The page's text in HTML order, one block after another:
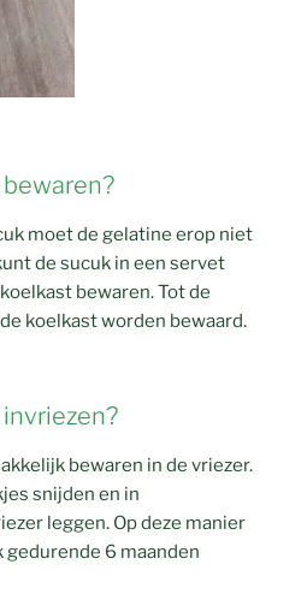
moet de gelatine erop niet
de sucuk in een servet
bewaren. Tot de
koelkast worden bewaard.
bewaren in de vriezer.
snijden en in
leggen. Op deze manier
gedurende 6 maanden